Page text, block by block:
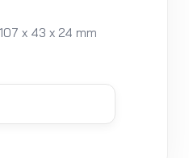
x 43 x 24 mm